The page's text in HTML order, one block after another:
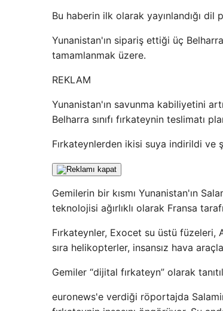
Bu haberin ilk olarak yayınlandığı dil
Yunanistan'ın sipariş ettiği üç
tamamlanmak üzere.
REKLAM
Yunanistan'ın savunma kabiliyetini
Belharra sınıfı fırkateynin teslimatı
Fırkateynlerden ikisi suya indirildi ve
Gemilerin bir kısmı Yunanistan'ın
teknolojisi ağırlıklı olarak Fransa
Fırkateynler, Exocet su üstü füzeleri,
sıra helikopterler, insansız hava
Gemiler “dijital fırkateyn” olarak
euronews'e verdiği röportajda